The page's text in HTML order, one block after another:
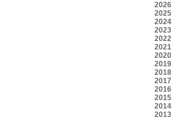
2026
2025
2024
2023
2022
2021
2020
2019
2018
2017
2016
2015
2014
2013